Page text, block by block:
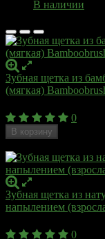
В наличии
Зубная щетка из
(мягкая)
0
В корзину
Зубная щетка из
напылением
0